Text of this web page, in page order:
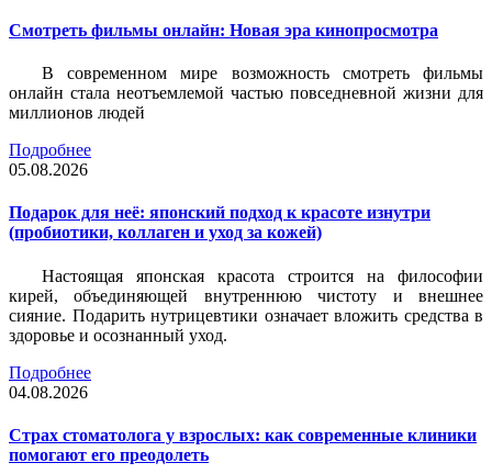
Смотреть фильмы онлайн: Новая эра кинопросмотра
В современном мире возможность смотреть фильмы
онлайн стала неотъемлемой частью повседневной жизни для
миллионов людей
Подробнее
05.08.2026
Подарок для неё: японский подход к красоте изнутри
(пробиотики, коллаген и уход за кожей)
Настоящая японская красота строится на философии
кирей, объединяющей внутреннюю чистоту и внешнее
сияние. Подарить нутрицевтики означает вложить средства в
здоровье и осознанный уход.
Подробнее
04.08.2026
Страх стоматолога у взрослых: как современные клиники
помогают его преодолеть